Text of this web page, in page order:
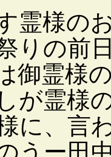
霊様の
りの前
御霊様
が霊様
に、言
うー田